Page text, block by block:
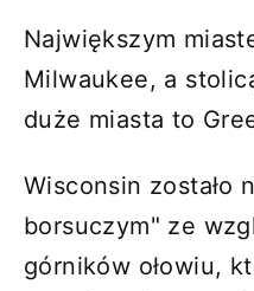
Największym
Milwaukee, a
duże miasta to
Wisconsin zostało
borsuczym" ze
górników ołowiu,